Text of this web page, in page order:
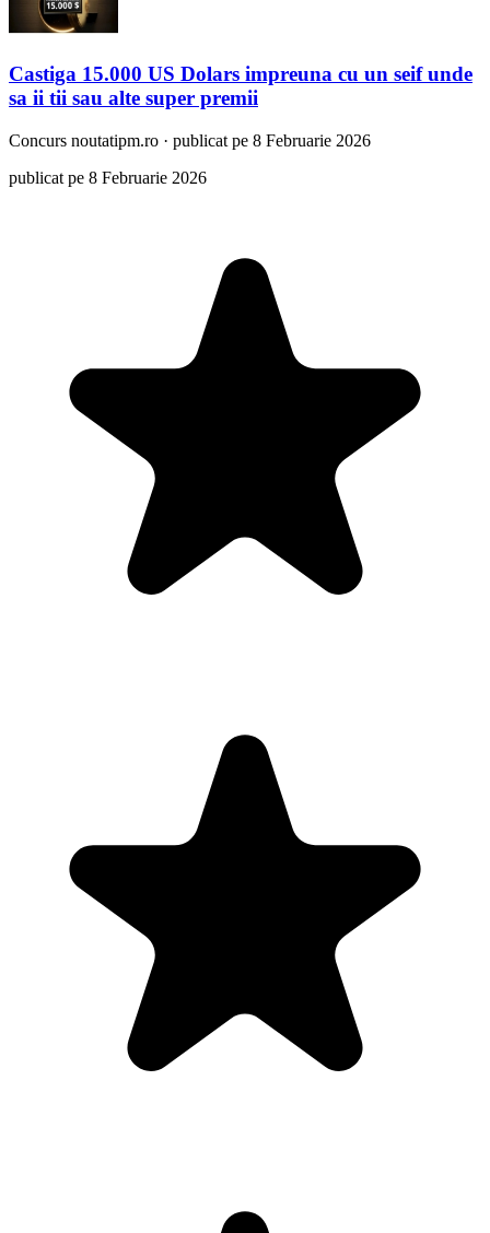
Castiga 15.000 US Dolars impreuna cu un seif unde
sa ii tii sau alte super premii
Concurs noutatipm.ro · publicat pe 8 Februarie 2026
publicat pe 8 Februarie 2026